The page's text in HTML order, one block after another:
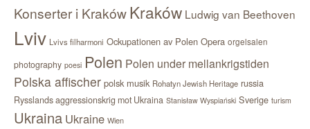
Konserter i KrakówKraków Ludwig van Beethoven
Lviv Lvivs filharmoni Ockupationen av Polen Opera orgelsalen
photography poesi Polen Polen under mellankrigstiden
Polska affischer polsk musik Rohatyn Jewish Heritage russia
Rysslands aggressionskrig mot Ukraina Stanisław Wyspiański Sverige turism
Ukraina Ukraine Wien